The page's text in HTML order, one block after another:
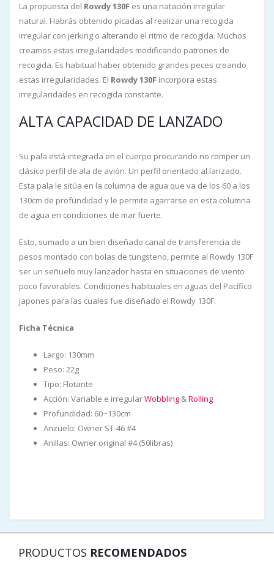
La propuesta del Rowdy 130F es una natación irregular
natural. Habrás obtenido picadas al realizar una recogida
irregular con jerking o alterando el ritmo de recogida. Muchos
creamos estas irregularidades modificando patrones de
recogida. Es habitual haber obtenido grandes peces creando
estas irregularidades. El Rowdy 130F incorpora estas
irregularidades en recogida constante.
ALTA CAPACIDAD DE LANZADO
Su pala está integrada en el cuerpo procurando no romper un
clásico perfil de ala de avión. Un perfil orientado al lanzado.
Esta pala le sitúa en la columna de agua que va de los 60 a los
130cm de profundidad y le permite agarrarse en esta columna
de agua en condiciones de mar fuerte.
Esto, sumado a un bien diseñado canal de transferencia de
pesos montado con bolas de tungsteno, permite al Rowdy 130F
ser un señuelo muy lanzador hasta en situaciones de viento
poco favorables. Condiciones habituales en aguas del Pacífico
japones para las cuales fue diseñado el Rowdy 130F.
Ficha Técnica
Largo: 130mm
Peso: 22g
Tipo: Flotante
Acción: Variable e irregularWobbling &Rolling
Profundidad: 60~130cm
Anzuelo: Owner ST-46 #4
Anillas: Owner original #4 (50libras)
PRODUCTOS RECOMENDADOS